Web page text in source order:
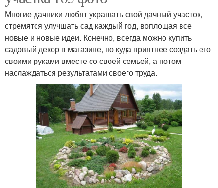
Многие дачники любят украшать свой дачный участок,
стремятся улучшать сад каждый год, воплощая все
новые и новые идеи. Конечно, всегда можно купить
садовый декор в магазине, но куда приятнее создать его
своими руками вместе со своей семьей, а потом
наслаждаться результатами своего труда.